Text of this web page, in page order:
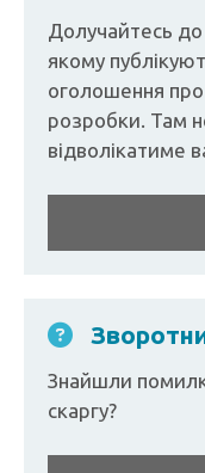
Долучайтесь до
якому
оголошення про
розробки. Там
відволікатиме
Знайшли
скаргу?